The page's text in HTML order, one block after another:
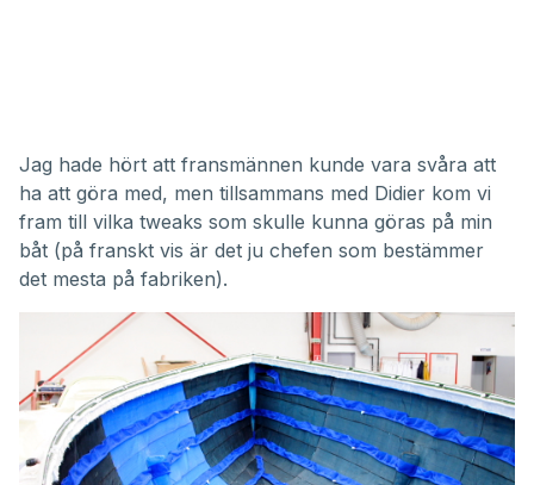
Jag hade hört att fransmännen kunde vara svåra att
ha att göra med, men tillsammans med Didier kom vi
fram till vilka tweaks som skulle kunna göras på min
båt (på franskt vis är det ju chefen som bestämmer
det mesta på fabriken).